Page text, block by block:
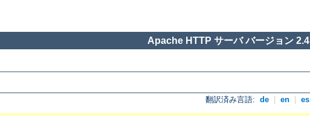
Apache HTTP サーバ バージョン 2.4
翻訳済み言語: de en es